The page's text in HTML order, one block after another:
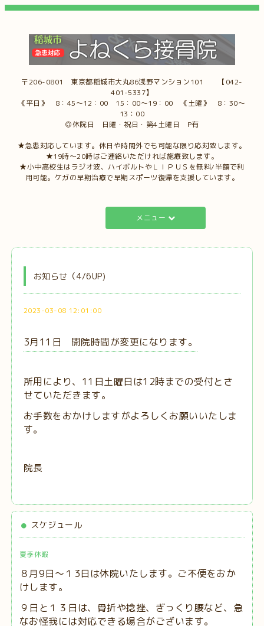
〒206-0801 東京都稲城市大丸86浅野マンション101 【042-
401-5337】
《平日》 8：45～12：00 15：00～19：00 《土曜》 8：30～
13：00
◎休院日 日曜・祝日・第4土曜日 P有
★急患対応しています。休日や時間外でも可能な限り応対致します。
★19時～20時はご連絡いただければ施療致します。
★小中高校生はラジオ波、ハイボルトやＬＩＰＵＳを無料/半額で利
用可能。ケガの早期治療で早期スポーツ復帰を支援しています。
メニュー
お知らせ（4/6UP)
2023-03-08 12:01:00
3月11日 開院時間が変更になります。
所用により、11日土曜日は12時までの受付とさ
せていただきます。
お手数をおかけしますがよろしくお願いいたしま
す。
院長
スケジュール
夏季休暇
８月9日～１3日は休院いたします。ご不便をおか
けします。
９日と１３日は、 骨折や捻挫、ぎっくり腰など、急
なお怪我には対応できる場合がございます。